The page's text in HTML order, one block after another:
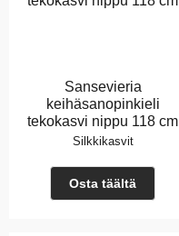
Sansevieria
keihäsanopinkieli
tekokasvi nippu 118 cm
Silkkikasvit
Osta täältä